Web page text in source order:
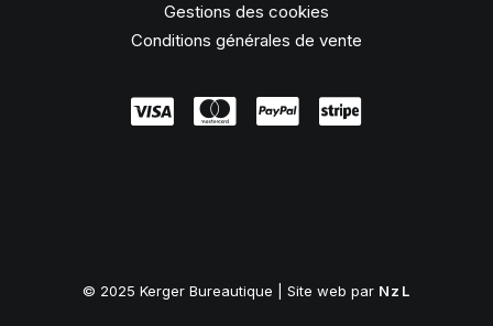
Gestions des cookies
Conditions générales de vente
© 2025 Kerger Bureautique | Site web par NzL